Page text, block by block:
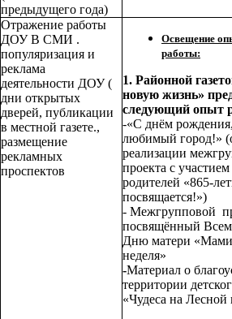
предыдущего года)
Отражение работы
ДОУ В СМИ .
популяризация и
реклама
деятельности ДОУ (
дни открытых
дверей, публикации
в местной газете.,
размещение
рекламных
проспектов
Освещение
работы:
1. Районной
новую жизнь»
следующий опыт
-«С днём
любимый город!»
реализации
проекта с участием
родителей «865-
посвящается!»)
- Межгрупповой
посвящённый
Дню матери
неделя»
-Материал о
территории
«Чудеса на Лесной